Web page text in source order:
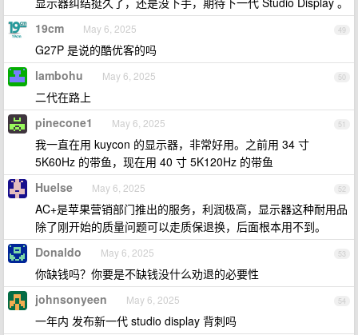
49
19cm May 6, 2025
G27P 是说的酷优客的吗
50
lambohu May 6, 2025
二代在路上
51
pinecone1 May 6, 2025
我一直在用 kuycon 的显示器，非常好用。之前用 34 寸
5K60Hz 的带鱼，现在用 40 寸 5K120Hz 的带鱼
52
Huelse May 6, 2025
AC+是苹果营销部门推出的服务，利润极高，显示器这种耐用品
除了刚开始的质量问题可以走质保退换，后面根本用不到。
53
Donaldo May 6, 2025
你缺钱吗？你要是不缺钱没什么劝退的必要性
54
johnsonyeen May 6, 2025
一年内 发布新一代 studio display 背刺吗